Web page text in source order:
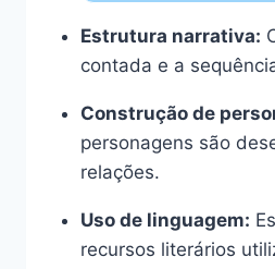
Estrutura narrativa:
contada e a
Construção de
personagens são
relações.
Uso de linguagem:
recursos literários